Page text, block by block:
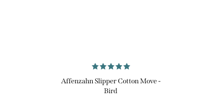
Affenzahn Slipper Cotton Move -
Bird